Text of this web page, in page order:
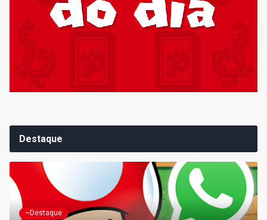
Destaque
~Destaque